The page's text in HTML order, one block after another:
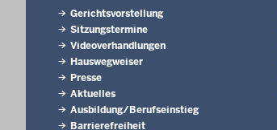
Gerichtsvorstellung
Sitzungstermine
Videoverhandlungen
Hauswegweiser
Presse
Aktuelles
Ausbildung/Berufseinstieg
Barrierefreiheit